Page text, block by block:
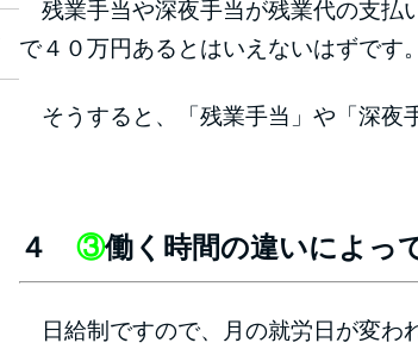
残業手当や深夜手当が残業代の支払
で４０万円あるとはいえないはずです。
そうすると、「残業手当」や「深夜
４ ③働く時間の違いによっ
日給制ですので、月の就労日が変わ